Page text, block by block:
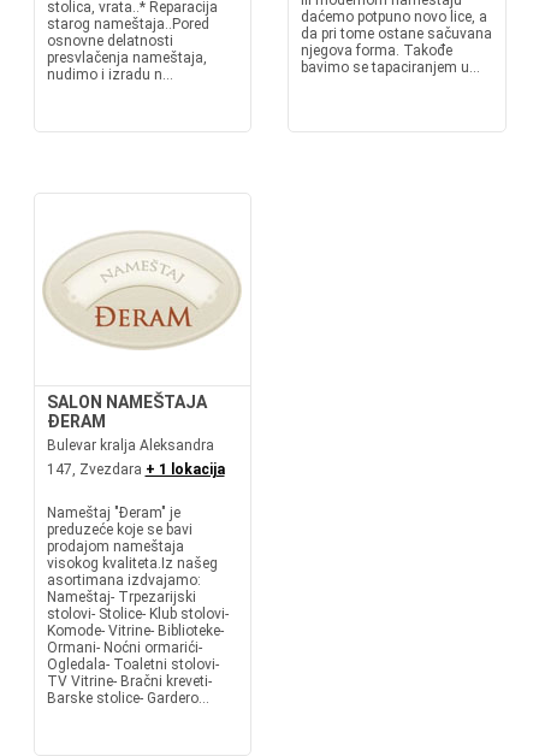
stolica, vrata..* Reparacija
starog nameštaja..Pored
osnovne delatnosti
presvlačenja nameštaja,
nudimo i izradu n...
daćemo potpuno novo lice, a
da pri tome ostane sačuvana
njegova forma. Takođe
bavimo se tapaciranjem u...
SALON NAMEŠTAJA
ĐERAM
Bulevar kralja Aleksandra
147, Zvezdara + 1 lokacija
Nameštaj "Đeram" je
preduzeće koje se bavi
prodajom nameštaja
visokog kvaliteta.Iz našeg
asortimana izdvajamo:
Nameštaj- Trpezarijski
stolovi- Stolice- Klub stolovi-
Komode- Vitrine- Biblioteke-
Ormani- Noćni ormarići-
Ogledala- Toaletni stolovi-
TV Vitrine- Bračni kreveti-
Barske stolice- Gardero...